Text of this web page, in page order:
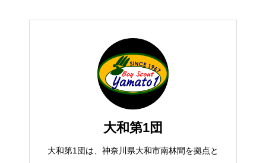
大和第1団
大和第1団は、神奈川県大和市南林間を拠点と